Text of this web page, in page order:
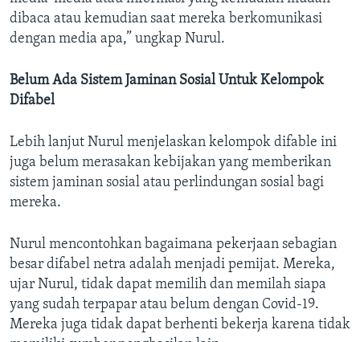
dibaca atau kemudian saat mereka berkomunikasi
dengan media apa,” ungkap Nurul.
Belum Ada Sistem Jaminan Sosial Untuk Kelompok
Difabel
Lebih lanjut Nurul menjelaskan kelompok difable ini
juga belum merasakan kebijakan yang memberikan
sistem jaminan sosial atau perlindungan sosial bagi
mereka.
Nurul mencontohkan bagaimana pekerjaan sebagian
besar difabel netra adalah menjadi pemijat. Mereka,
ujar Nurul, tidak dapat memilih dan memilah siapa
yang sudah terpapar atau belum dengan Covid-19.
Mereka juga tidak dapat berhenti bekerja karena tidak